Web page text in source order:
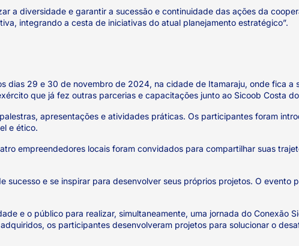
a diversidade e garantir a sucessão e continuidade das ações da
integrando a cesta de iniciativas do atual planejamento estratégico”.
dias 29 e 30 de novembro de 2024, na cidade de Itamaraju, onde fica a
que já fez outras parcerias e capacitações junto ao Sicoob Costa
apresentações e atividades práticas. Os participantes foram
e ético.
empreendedores locais foram convidados para compartilhar suas
sucesso e se inspirar para desenvolver seus próprios projetos. O evento
e o público para realizar, simultaneamente, uma jornada do Conexão
os participantes desenvolveram projetos para solucionar o